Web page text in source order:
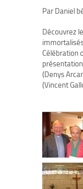
Par Daniel
Découvrez
Célébration
(Denys
(Vincent